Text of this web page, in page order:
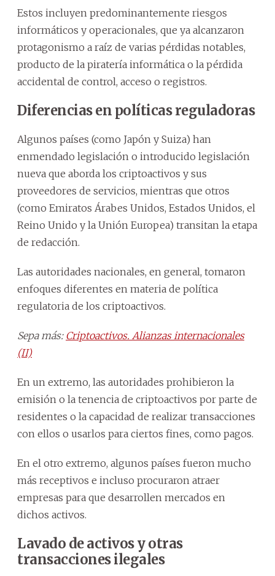
Estos incluyen predominantemente riesgos
informáticos y operacionales, que ya alcanzaron
protagonismo a raíz de varias pérdidas notables,
producto de la piratería informática o la pérdida
accidental de control, acceso o registros.
Diferencias en políticas reguladoras
Algunos países (como Japón y Suiza) han
enmendado legislación o introducido legislación
nueva que aborda los criptoactivos y sus
proveedores de servicios, mientras que otros
(como Emiratos Árabes Unidos, Estados Unidos, el
Reino Unido y la Unión Europea) transitan la etapa
de redacción.
Las autoridades nacionales, en general, tomaron
enfoques diferentes en materia de política
regulatoria de los criptoactivos.
Sepa más: Criptoactivos. Alianzas internacionales
(II)
En un extremo, las autoridades prohibieron la
emisión o la tenencia de criptoactivos por parte de
residentes o la capacidad de realizar transacciones
con ellos o usarlos para ciertos fines, como pagos.
En el otro extremo, algunos países fueron mucho
más receptivos e incluso procuraron atraer
empresas para que desarrollen mercados en
dichos activos.
Lavado de activos y otras
transacciones ilegales